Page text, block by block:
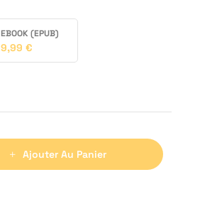
EBOOK (EPUB)
9,99 €
Ajouter Au Panier